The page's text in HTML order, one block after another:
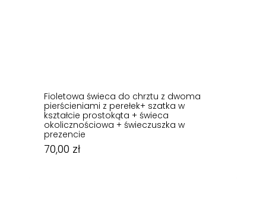
Fioletowa świeca do chrztu z dwoma
pierścieniami z perełek+ szatka w
kształcie prostokąta + świeca
okolicznościowa + świeczuszka w
prezencie
70,00 zł
70,00zł